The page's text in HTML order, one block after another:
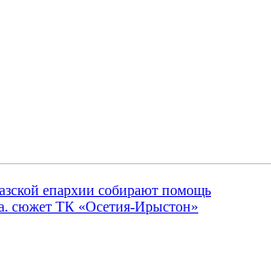
епархии собирают помощь
сюжет ТК «Осетия-Ирыстон»